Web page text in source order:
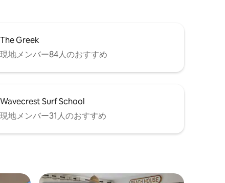
The Greek
現地メンバー84人のおすすめ
Wavecrest Surf School
現地メンバー31人のおすすめ